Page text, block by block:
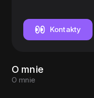
Kontakty
O mnie
O mnie